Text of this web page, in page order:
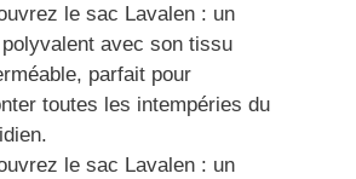
le sac Lavalen : un
avec son tissu
parfait pour
toutes les intempéries du
le sac Lavalen : un